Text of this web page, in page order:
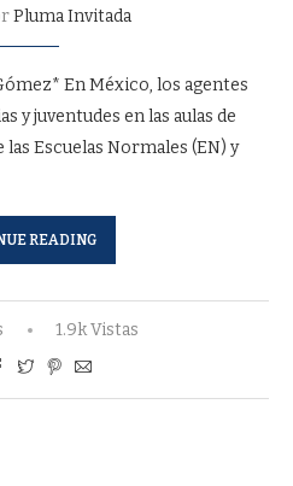
Pluma Invitada
En México, los agentes
y juventudes en las aulas de
Escuelas Normales (EN) y
READING
1.9k Vistas